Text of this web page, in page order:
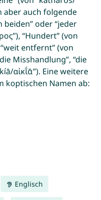
aber auch folgende
beiden” oder “jeder
“Hundert” (von
entfernt” (von
Misshandlung”, “die
αἰκῐ́ᾱ”). Eine weitere
koptischen Namen ab:
Englisch